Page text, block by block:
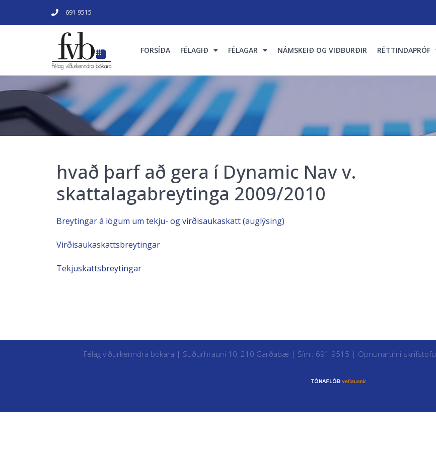
691 9515
FORSÍÐA FÉLAGIÐ FÉLAGAR NÁMSKEIÐ OG VIÐBURÐIR RÉTTINDAPRÓF
hvað þarf að gera í Dynamic Nav v.
skattalagabreytinga 2009/2010
Breytingar á lögum um tekju- og virðisaukaskatt (auglýsing)
Virðisaukaskattsbreytingar
Tekjuskattsbreytingar
Félag viðurkenndra bókara | Suðurhrauni 10, 210 Garðabæ | Sími: 691 9515 | Opnunartími skrifstofu